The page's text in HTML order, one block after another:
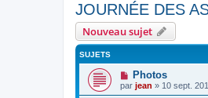
JOURNÉE DES
Nouveau sujet
SUJETS
Photos
par jean » 10 sept.